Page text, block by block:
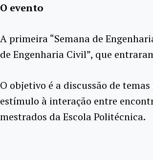
O evento
A primeira “Semana de
de Engenharia Civil”, que
O objetivo é a discussão de
estímulo à interação entre
mestrados da Escola Politécnica.